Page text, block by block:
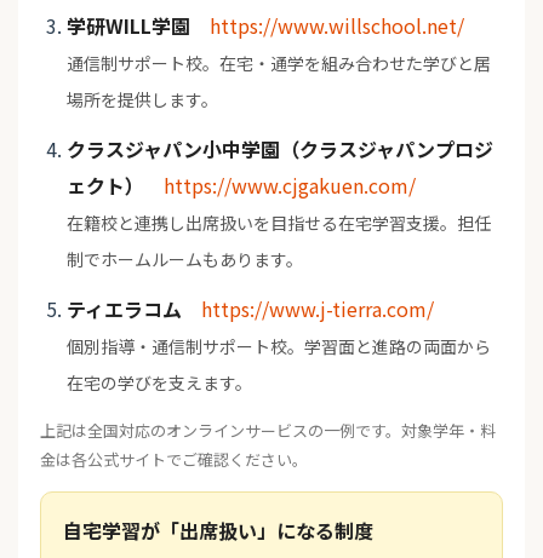
学研WILL学園 https://www.willschool.net/
通信制サポート校。在宅・通学を組み合わせた学びと居
場所を提供します。
クラスジャパン小中学園（クラスジャパンプロジ
ェクト）
https://www.cjgakuen.com/
在籍校と連携し出席扱いを目指せる在宅学習支援。担任
制でホームルームもあります。
ティエラコム https://www.j-tierra.com/
個別指導・通信制サポート校。学習面と進路の両面から
在宅の学びを支えます。
上記は全国対応のオンラインサービスの一例です。対象学年・料
金は各公式サイトでご確認ください。
自宅学習が「出席扱い」になる制度